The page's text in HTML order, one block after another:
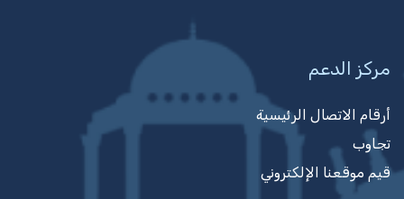
مركز الدعم
أرقام الاتصال الرئيسية
تجاوب
قيم موقعنا الإلكتروني